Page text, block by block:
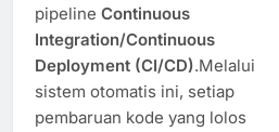
pipeline Continuous
Integration/Continuous
Deployment (CI/CD).Melalui
sistem otomatis ini, setiap
pembaruan kode yang lolos